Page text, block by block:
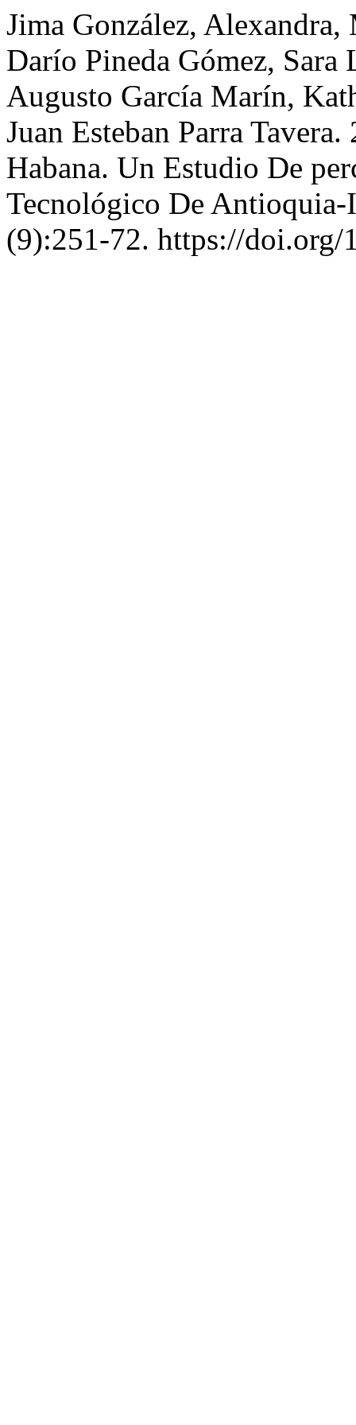
Jima González,
Darío Pineda Gómez,
Augusto García Marín,
Juan Esteban Parra
Habana. Un Estudio De
Tecnológico De
(9):251-72. https://doi.org/